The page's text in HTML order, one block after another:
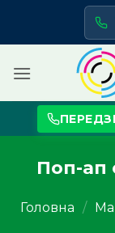
content
Поп-ап
Головна /